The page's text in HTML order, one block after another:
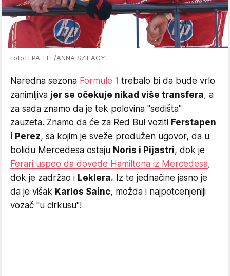
Foto: EPA-EFE/ANNA SZILAGYI
Naredna sezona Formule 1 trebalo bi da bude vrlo
zanimljiva jer se očekuje nikad više transfera, a
za sada znamo da je tek polovina "sedišta"
zauzeta. Znamo da će za Red Bul voziti Ferstapen
i Perez, sa kojim je sveže produžen ugovor, da u
bolidu Mercedesa ostaju Noris i Pijastri, dok je
Ferari uspeo da dovede Hamiltona iz Mercedesa,
dok je zadržao i Leklera. Iz te jednačine jasno je
da je višak Karlos Sainc, možda i najpotcenjeniji
vozač "u cirkusu"!